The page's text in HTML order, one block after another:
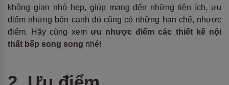
không gian nhỏ hẹp, giúp mang đến những tiện ích, ưu
điểm nhưng bên cạnh đó cũng có những hạn chế, nhược
điểm. Hãy cùng xem ưu nhược điểm các thiết kế nội
thất bếp song song nhé!